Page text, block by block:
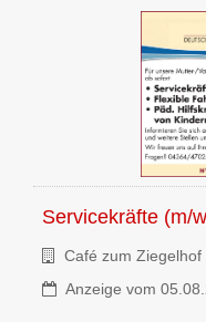
Servicekräfte (m/
Café zum Ziegelhof
Anzeige vom